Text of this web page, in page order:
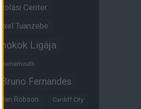
Center
Axel Tuanzebe
Ligája
Bournemouth
Bruno Fernandes
Robson Cardiff City